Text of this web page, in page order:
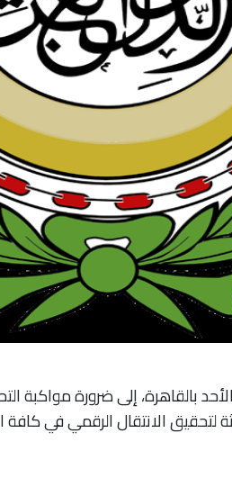
بالقاهرة، إلى ضرورة مواكبة
لتحقيق الانتقال الرقمي في كافة